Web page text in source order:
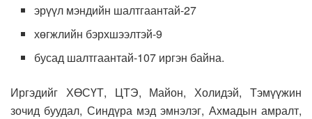
эрүүл мэндийн шалтгаантай-27
хөгжлийн бэрхшээлтэй-9
бусад шалтгаантай-107 иргэн байна.
Иргэдийг ХӨСҮТ, ЦТЭ, Майон, Холидэй, Тэмүүжин
зочид буудал, Синдүра мэд эмнэлэг, Ахмадын амралт,